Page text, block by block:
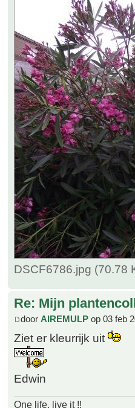
DSCF6786.jpg (70.78
Re: Mijn
door AIREMULP op 03 feb
Ziet er kleurrijk uit
Edwin
One life, live it !!